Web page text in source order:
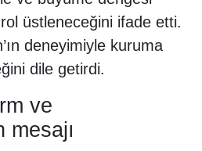
üstleneceğini ifade etti.
deneyimiyle kuruma
dile getirdi.
ve
mesajı